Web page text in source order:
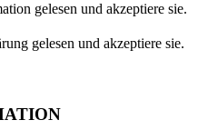
gelesen und akzeptiere sie.
gelesen und akzeptiere sie.